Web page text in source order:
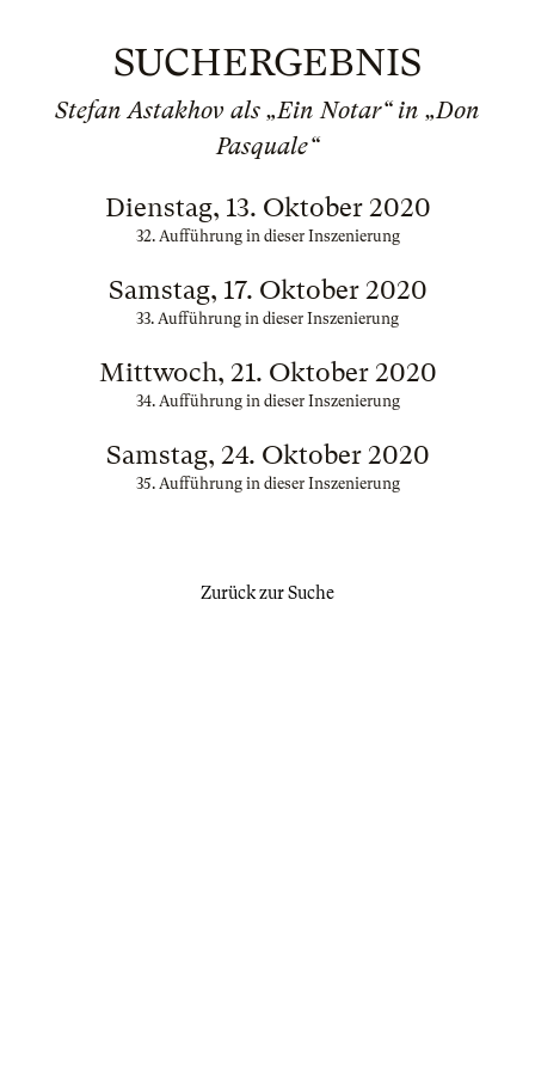
SUCHERGEBNIS
Stefan Astakhov als „Ein Notar“ in „Don
Pasquale“
Dienstag, 13. Oktober 2020
32. Aufführung in dieser Inszenierung
Samstag, 17. Oktober 2020
33. Aufführung in dieser Inszenierung
Mittwoch, 21. Oktober 2020
34. Aufführung in dieser Inszenierung
Samstag, 24. Oktober 2020
35. Aufführung in dieser Inszenierung
Zurück zur Suche